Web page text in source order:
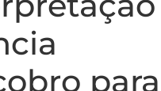
para